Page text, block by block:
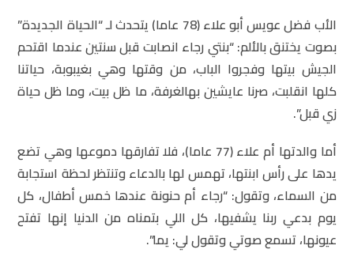
الأب فضل عويس أبو علاء (78 عاما) يتحدث لـ “الحياة الجديدة”
بصوت يختنق بالألم: “بنتي رجاء انصابت قبل سنتين عندما اقتحم
الجيش بيتها وفجروا الباب، من وقتها وهي بغيبوبة، حياتنا
كلها انقلبت، صرنا عايشين بهالغرفة، ما ظل بيت، وما ظل حياة
زي قبل”.
أما والدتها أم علاء (77 عاما)، فلا تفارقها دموعها وهي تضع
يدها على رأس ابنتها، تهمس لها بالدعاء وتنتظر لحظة استجابة
من السماء، وتقول: “رجاء أم حنونة عندها خمس أطفال، كل
يوم بدعي ربنا يشفيها، كل اللي بتمناه من الدنيا إنها تفتح
عيونها، تسمع صوتي وتقول لي: يما”.